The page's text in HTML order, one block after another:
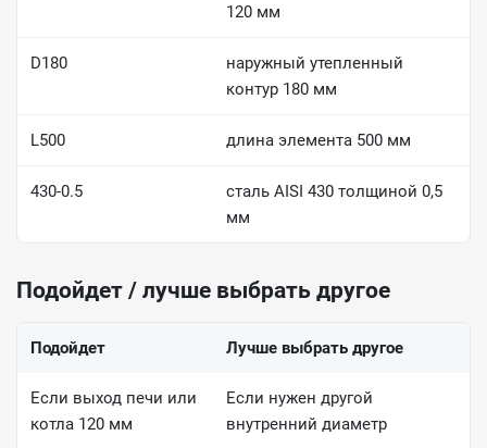
120 мм
D180
наружный утепленный
контур 180 мм
L500 длина элемента 500 мм
430-0.5
сталь AISI 430 толщиной 0,5
мм
Подойдет / лучше выбрать другое
Подойдет Лучше выбрать другое
Если выход печи или
котла 120 мм
Если нужен другой
внутренний диаметр